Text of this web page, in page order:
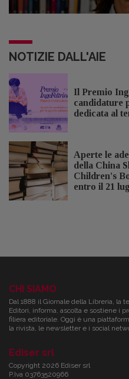
NOTIZIE DALL'AIE
Il Premio
candidature
dedicata al
Aperte le
della China
Children's
entro il 21
CHI SIAMO
Dal 1888 il Giornale della Libreria, la
Editori, informa, ascolta e sostiene i
filiera editoriale. Oggi è una
la rivista, le newsletter e i social
Ediser srl
Copyright 2026 Ediser srl
P.Iva 03763520966